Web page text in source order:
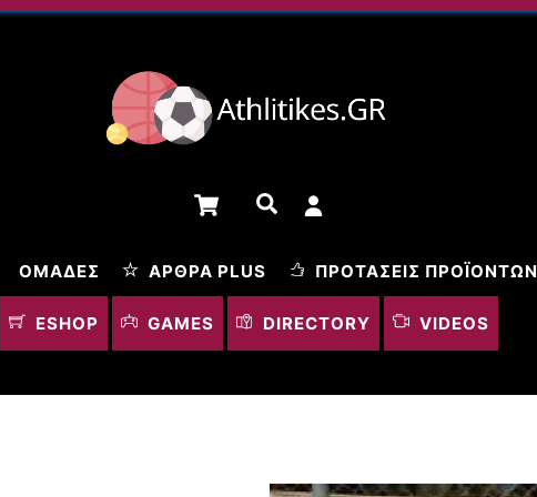
Cart Αναζήτηση
ΟΜΆΔΕΣ ΆΡΘΡΑ PLUS ΠΡΟΤΆΣΕΙΣ ΠΡΟΪΌΝΤΩΝ
ESHOP GAMES DIRECTORY VIDEOS